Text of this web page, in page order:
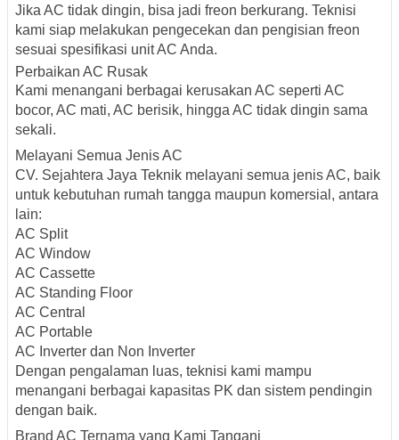
Jika AC tidak dingin, bisa jadi freon berkurang. Teknisi
kami siap melakukan pengecekan dan pengisian freon
sesuai spesifikasi unit AC Anda.
Perbaikan AC Rusak
Kami menangani berbagai kerusakan AC seperti AC
bocor, AC mati, AC berisik, hingga AC tidak dingin sama
sekali.
Melayani Semua Jenis AC
CV. Sejahtera Jaya Teknik melayani semua jenis AC, baik
untuk kebutuhan rumah tangga maupun komersial, antara
lain:
AC Split
AC Window
AC Cassette
AC Standing Floor
AC Central
AC Portable
AC Inverter dan Non Inverter
Dengan pengalaman luas, teknisi kami mampu
menangani berbagai kapasitas PK dan sistem pendingin
dengan baik.
Brand AC Ternama yang Kami Tangani